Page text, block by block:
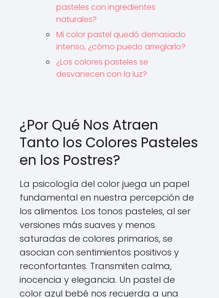
pasteles con ingredientes
naturales?
Mi color pastel quedó demasiado
intenso, ¿cómo puedo arreglarlo?
¿Los colores pasteles se
desvanecen con la luz?
¿Por Qué Nos Atraen
Tanto los Colores Pasteles
en los Postres?
La psicología del color juega un papel
fundamental en nuestra percepción de
los alimentos. Los tonos pasteles, al ser
versiones más suaves y menos
saturadas de colores primarios, se
asocian con sentimientos positivos y
reconfortantes. Transmiten calma,
inocencia y elegancia. Un pastel de
color azul bebé nos recuerda a una